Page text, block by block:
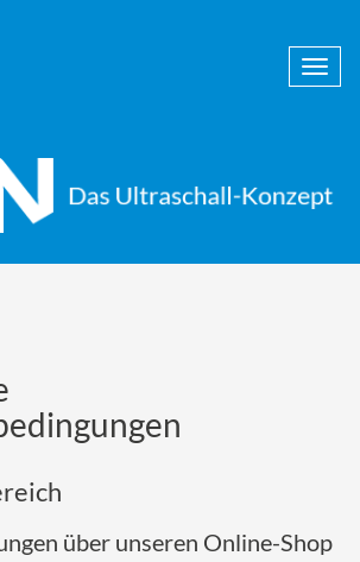
über unseren Online-Shop